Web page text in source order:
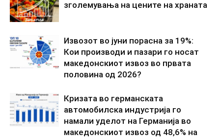
зголемувања на цените на храната
Извозот во јуни порасна за 19%:
Кои производи и пазари го носат
македонскиот извоз во првата
половина од 2026?
Кризата во германската
автомобилска индустрија го
намали уделот на Германија во
македонскиот извоз од 48,6% на